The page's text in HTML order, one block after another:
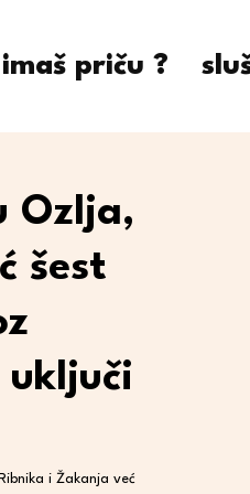
imaš priču ?
Ozlja,
šest
i Žakanja već